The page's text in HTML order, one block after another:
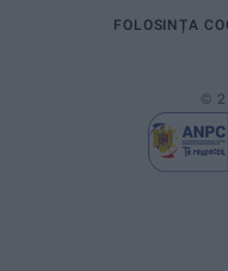
FOLOSINȚA
©